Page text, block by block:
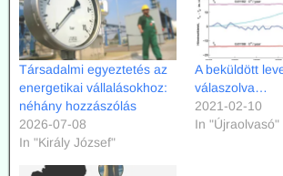
Társadalmi egyeztetés az
energetikai vállalásokhoz:
néhány hozzászólás
2026-07-08
In "Király József"
A beküldött
válaszolva…
2021-02-10
In "Újraolvasó"